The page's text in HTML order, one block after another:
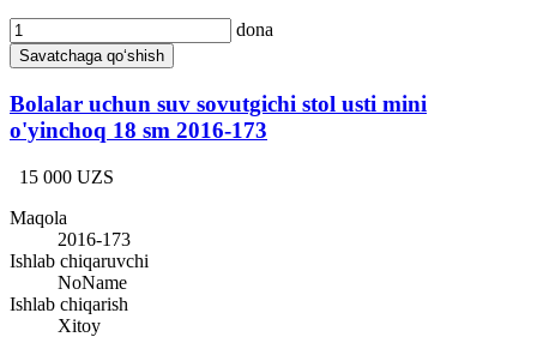
dona
Savatchaga qo‘shish
Bolalar uchun suv sovutgichi stol usti mini
o'yinchoq 18 sm 2016-173
15 000 UZS
Maqola
2016-173
Ishlab chiqaruvchi
NoName
Ishlab chiqarish
Xitoy